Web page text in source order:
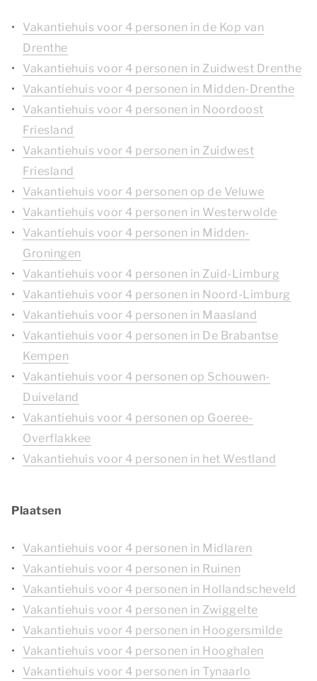
Vakantiehuis voor 4 personen in de Kop van
Drenthe
Vakantiehuis voor 4 personen in Zuidwest Drenthe
Vakantiehuis voor 4 personen in Midden-Drenthe
Vakantiehuis voor 4 personen in Noordoost
Friesland
Vakantiehuis voor 4 personen in Zuidwest
Friesland
Vakantiehuis voor 4 personen op de Veluwe
Vakantiehuis voor 4 personen in Westerwolde
Vakantiehuis voor 4 personen in Midden-
Groningen
Vakantiehuis voor 4 personen in Zuid-Limburg
Vakantiehuis voor 4 personen in Noord-Limburg
Vakantiehuis voor 4 personen in Maasland
Vakantiehuis voor 4 personen in De Brabantse
Kempen
Vakantiehuis voor 4 personen op Schouwen-
Duiveland
Vakantiehuis voor 4 personen op Goeree-
Overflakkee
Vakantiehuis voor 4 personen in het Westland
Plaatsen
Vakantiehuis voor 4 personen in Midlaren
Vakantiehuis voor 4 personen in Ruinen
Vakantiehuis voor 4 personen in Hollandscheveld
Vakantiehuis voor 4 personen in Zwiggelte
Vakantiehuis voor 4 personen in Hoogersmilde
Vakantiehuis voor 4 personen in Hooghalen
Vakantiehuis voor 4 personen in Tynaarlo